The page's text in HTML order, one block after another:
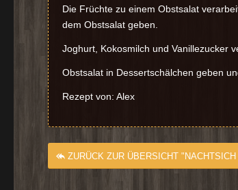
Die Früchte zu einem Obstsalat
dem Obstsalat geben.
Joghurt, Kokosmilch und Vanillezucker
Obstsalat in Dessertschälchen geben
Rezept von: Alex
ZURÜCK ZUR ÜBERSICHT